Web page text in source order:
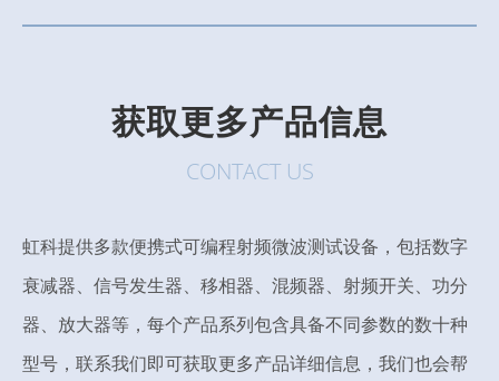
获取更多产品信息
CONTACT US
虹科提供多款便携式可编程射频微波测试设备，包括数字
衰减器、信号发生器、移相器、混频器、射频开关、功分
器、放大器等，每个产品系列包含具备不同参数的数十种
型号，联系我们即可获取更多产品详细信息，我们也会帮